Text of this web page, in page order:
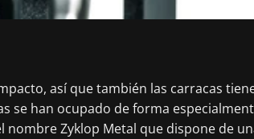
así que también las carracas
se han ocupado de forma
Zyklop Metal que dispone de